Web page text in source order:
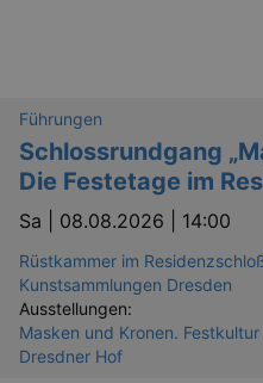
Führungen
Schlossrundgang
Die Festetage im
Sa | 08.08.2026 | 14:00
Rüstkammer im
Kunstsammlungen Dresden
Ausstellungen:
Masken und Kronen.
Dresdner Hof